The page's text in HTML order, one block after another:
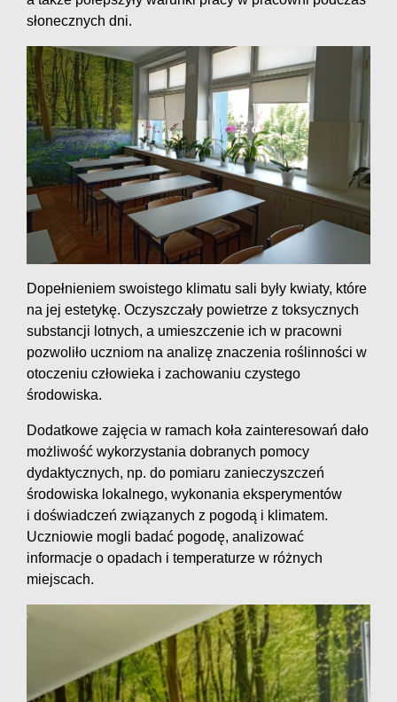
słonecznych dni.
Dopełnieniem swoistego klimatu sali były kwiaty, które
na jej estetykę. Oczyszczały powietrze z toksycznych
substancji lotnych, a umieszczenie ich w pracowni
pozwoliło uczniom na analizę znaczenia roślinności w
otoczeniu człowieka i zachowaniu czystego
środowiska.
Dodatkowe zajęcia w ramach koła zainteresowań dało
możliwość wykorzystania dobranych pomocy
dydaktycznych, np. do pomiaru zanieczyszczeń
środowiska lokalnego, wykonania eksperymentów
i doświadczeń związanych z pogodą i klimatem.
Uczniowie mogli badać pogodę, analizować
informacje o opadach i temperaturze w różnych
miejscach.